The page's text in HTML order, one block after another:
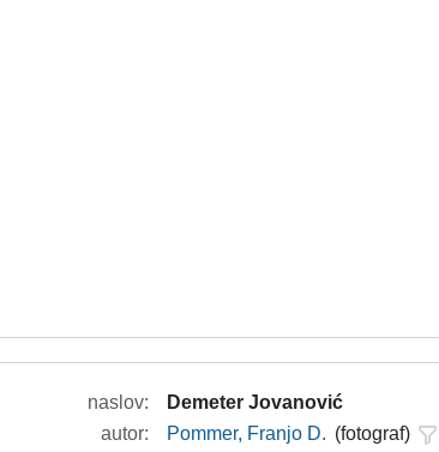
naslov:
Demeter Jovanović
autor:
Pommer, Franjo D. (fotograf)